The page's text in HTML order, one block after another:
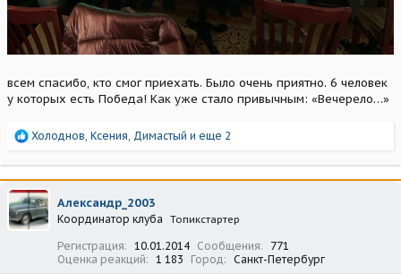
всем спасибо, кто смог приехать. Было очень приятно. 6 человек
у которых есть Победа! Как уже стало привычным: «Вечерело…»
Р
а
к
ц
и
и
Холоднов Ксения Димастый и еще 2
Александр_2003
Координатор клуба Топикстартер
Регистрация 10.01.2014 Сообщения
771
Оценка реакций
1 183 Город Санкт-Петербург